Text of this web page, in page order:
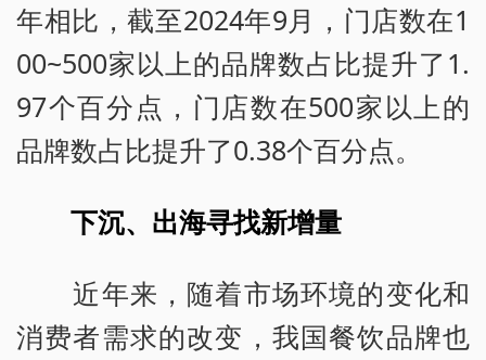
年相比，截至2024年9月，门店数在1
00~500家以上的品牌数占比提升了1.
97个百分点，门店数在500家以上的
品牌数占比提升了0.38个百分点。
下沉、出海寻找新增量
近年来，随着市场环境的变化和
消费者需求的改变，我国餐饮品牌也